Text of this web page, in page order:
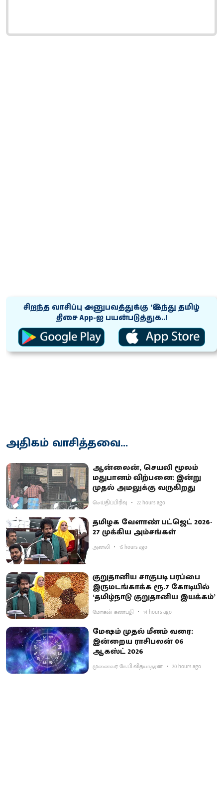
சிறந்த வாசிப்பு அனுபவத்துக்கு ‘இந்து தமிழ்
திசை App-ஐ பயன்படுத்துக..!
அதிகம் வாசித்தவை...
ஆன்லைன், செயலி மூலம்
மதுபானம் விற்பனை: இன்று
முதல் அமலுக்கு வருகிறது
செய்திப்பிரிவு 22 hours ago
தமிழக வேளாண் பட்ஜெட் 2026-
27 முக்கிய அம்சங்கள்
அனலி 15 hours ago
குறுதானிய சாகுபடி பரப்பை
இருமடங்காக்க ரூ.7 கோடியில்
‘தமிழ்நாடு குறுதானிய இயக்கம்’
மோகன் கணபதி 14 hours ago
மேஷம் முதல் மீனம் வரை:
இன்றைய ராசிபலன் 06
ஆகஸ்ட் 2026
முனைவர் கே.பி.வித்யாதரன் 20 hours ago